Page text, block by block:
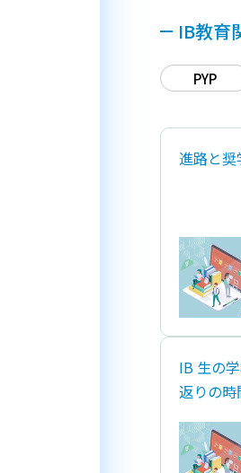
IB教育
PYP
進路と
IB ⽣の
返りの時